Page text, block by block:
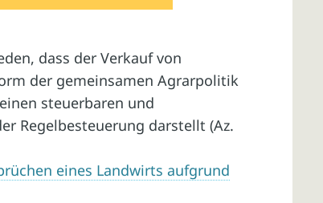
dass der Verkauf von
der gemeinsamen Agrarpolitik
steuerbaren und
Regelbesteuerung darstellt (Az.
eines Landwirts aufgrund